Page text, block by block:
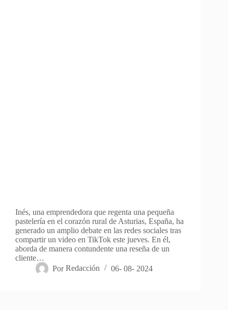
Inés, una emprendedora que regenta una pequeña
pastelería en el corazón rural de Asturias, España, ha
generado un amplio debate en las redes sociales tras
compartir un video en TikTok este jueves. En él,
aborda de manera contundente una reseña de un
cliente…
Por Redacción 06- 08- 2024